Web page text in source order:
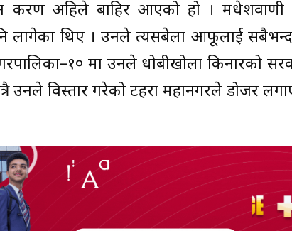
प्रकरण अहिले बाहिर आएको हो ।
थिए । उनले त्यसबेला आफूलाई सबैभन्दा
मा उनले धोबीखोला किनारको
उनले विस्तार गरेको टहरा महानगरले डोजर